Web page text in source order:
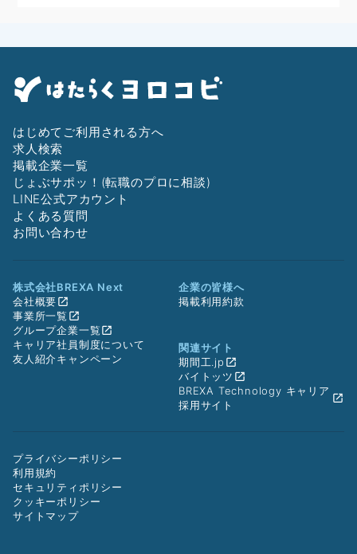
はじめてご利用される方へ
求人検索
掲載企業一覧
じょぶサポッ！(転職のプロに相談)
LINE公式アカウント
よくある質問
お問い合わせ
株式会社BREXA Next
会社概要
事業所一覧
グループ企業一覧
キャリア社員制度について
友人紹介キャンペーン
企業の皆様へ
掲載利用約款
関連サイト
期間工.jp
バイトッツ
BREXA Technology キャリア
採用サイト
プライバシーポリシー
利用規約
セキュリティポリシー
クッキーポリシー
サイトマップ